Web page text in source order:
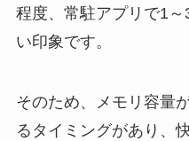
程度、常駐アプリで1
い印象です。
そのため、メモリ容量
るタイミングがあり、